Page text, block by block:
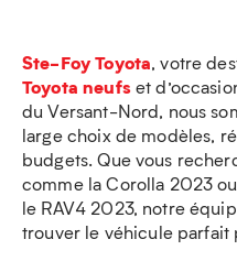
Ste-Foy Toyota, votre
Toyota neufset
du Versant-Nord, nous
large choix de modèles,
budgets. Que vous
comme la Corolla 2023
le RAV4 2023, notre
trouver le véhicule parfait